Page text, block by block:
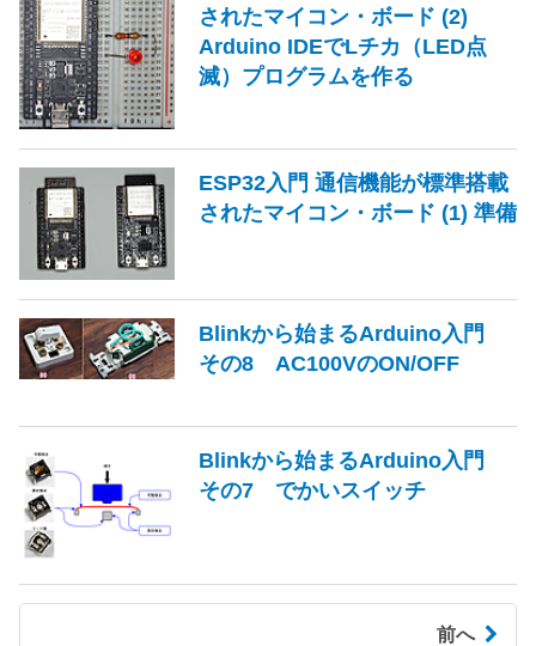
されたマイコン・ボード (2)
Arduino IDEでLチカ（LED点
滅）プログラムを作る
ESP32入門 通信機能が標準搭載
されたマイコン・ボード (1) 準備
Blinkから始まるArduino入門
その8 AC100VのON/OFF
Blinkから始まるArduino入門
その7 でかいスイッチ
前へ